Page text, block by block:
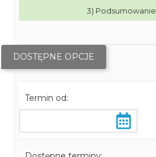
3) Podsumowanie
DOSTĘPNE OPCJE
Termin od: